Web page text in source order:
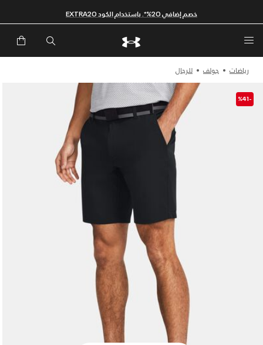
خصم إضافي 20%*. باستخدام الكود EXTRA20
رياضات جولف للرجال
-%41